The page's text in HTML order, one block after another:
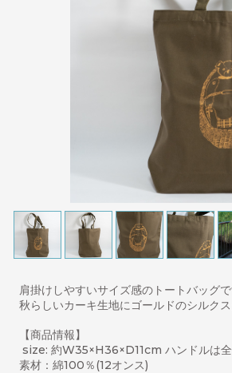
肩掛けしやすいサイズ感のトートバッグで
秋らしいカーキ生地にゴールドのシルク
【商品情報】
size: 約W35×H36×D11cm ハンドルは
素材：綿100％(12オンス)